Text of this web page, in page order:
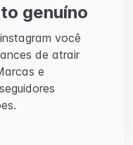
genuíno
você
de atrair
e